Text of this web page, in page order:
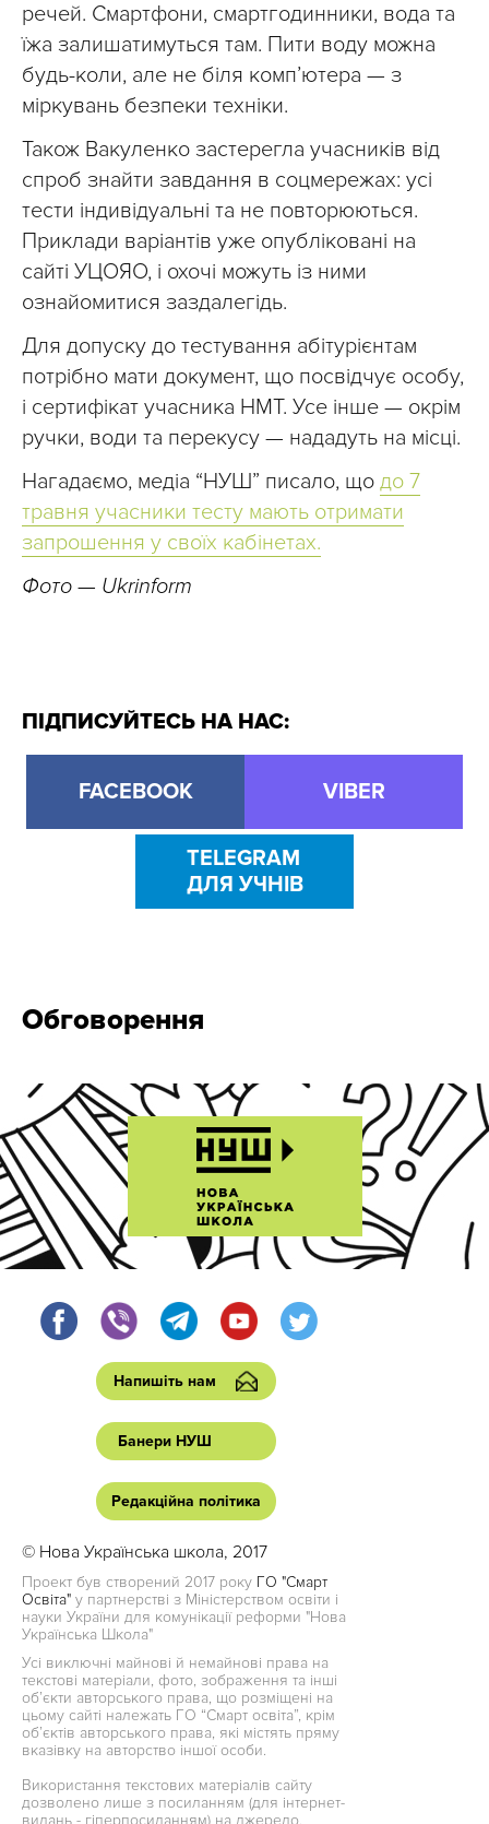
речей. Смартфони, смартгодинники, вода та
їжа залишатимуться там. Пити воду можна
будь-коли, але не біля комп’ютера — з
міркувань безпеки техніки.
Також Вакуленко застерегла учасників від
спроб знайти завдання в соцмережах: усі
тести індивідуальні та не повторюються.
Приклади варіантів уже опубліковані на
сайті УЦОЯО, і охочі можуть із ними
ознайомитися заздалегідь.
Для допуску до тестування абітурієнтам
потрібно мати документ, що посвідчує особу,
і сертифікат учасника НМТ. Усе інше — окрім
ручки, води та перекусу — нададуть на місці.
Нагадаємо, медіа “НУШ” писало, що до 7
травня учасники тесту мають отримати
запрошення у своїх кабінетах.
Фото — Ukrinform
ПІДПИСУЙТЕСЬ НА НАС:
FACEBOOK VIBER
TELEGRAM
ДЛЯ УЧНІВ
Обговорення
Напишіть нам
Банери НУШ
Редакційна політика
© Нова Українська школа, 2017
Проект був створений 2017 року ГО "Смарт
Освіта" у партнерстві з Міністерством освіти і
науки України для комунікації реформи "Нова
Українська Школа"
Усі виключні майнові й немайнові права на
текстові матеріали, фото, зображення та інші
об’єкти авторського права, що розміщені на
цьому сайті належать ГО “Смарт освіта”, крім
об’єктів авторського права, які містять пряму
вказівку на авторство іншої особи.
Використання текстових матеріалів сайту
дозволено лише з посиланням (для інтернет-